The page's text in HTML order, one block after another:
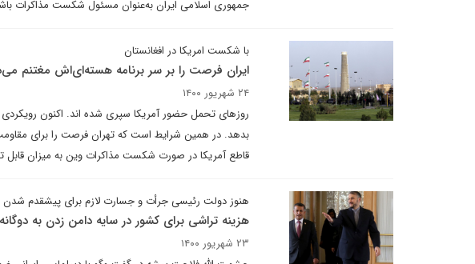
جمهوری اسلامی ایران به‌عنوان مسئول شکست مذاکرات
با شکست امریکا در افغانستان
ایران فرصت را بر سر برنامه هسته‌ای‌اش مغتنم
۲۴ شهریور ۱۴۰۰
روزهای تحمل حضور آمریکا سپری شده اند. اکنون
بدهد. در همین شرایط است که تهران فرصت را برای
قاطع آمریکا در صورت شکست مذاکرات وین به میزان
هنوز دولت رئیسی جرأت و جسارت لازم برای پیشقدم شدن
هزینه تراشی برای کشور در سایه دامن زدن به
۲۳ شهریور ۱۴۰۰